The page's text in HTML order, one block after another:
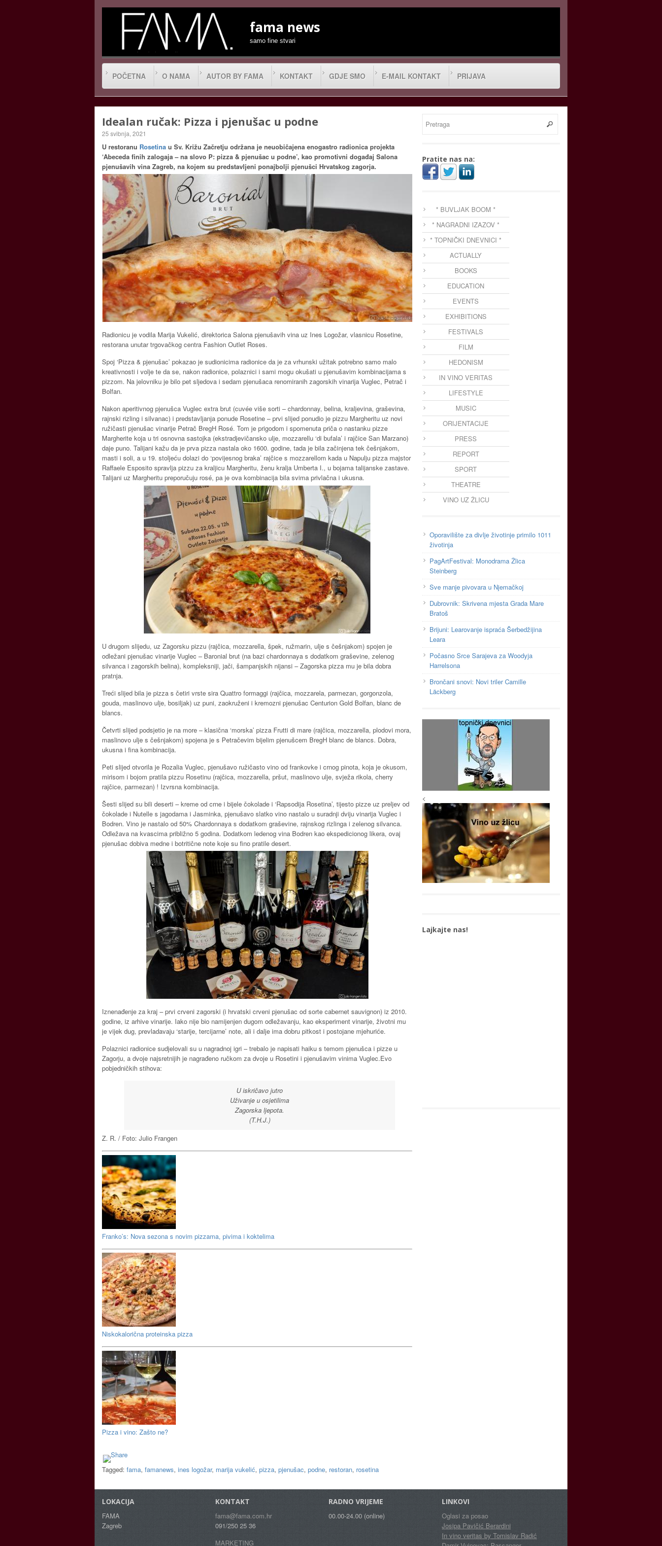
fama news
samo fine stvari
POČETNA O NAMA AUTOR BY FAMA KONTAKT GDJE SMO E-MAIL KONTAKT PRIJAVA
Idealan ručak: Pizza i pjenušac u podne
25 svibnja, 2021
U restoranu Rosetina u Sv. Križu Začretju održana je neuobičajena enogastro radionica projekta
‘Abeceda finih zalogaja – na slovo P: pizza & pjenušac u podne’, kao promotivni događaj Salona
pjenušavih vina Zagreb, na kojem su predstavljeni ponajbolji pjenušci Hrvatskog zagorja.
Radionicu je vodila Marija Vukelić, direktorica Salona pjenušavih vina uz Ines Logožar, vlasnicu Rosetine,
restorana unutar trgovačkog centra Fashion Outlet Roses.
Spoj ‘Pizza & pjenušac’ pokazao je sudionicima radionice da je za vrhunski užitak potrebno samo malo
kreativnosti i volje te da se, nakon radionice, polaznici i sami mogu okušati u pjenušavim kombinacijama s
pizzom. Na jelovniku je bilo pet sljedova i sedam pjenušaca renomiranih zagorskih vinarija Vuglec, Petrač i
Bolfan.
Nakon aperitivnog pjenušca Vuglec extra brut (cuvée više sorti – chardonnay, belina, kraljevina, graševina,
rajnski rizling i silvanac) i predstavljanja ponude Rosetine – prvi slijed ponudio je pizzu Margheritu uz novi
ružičasti pjenušac vinarije Petrač BregH Rosé. Tom je prigodom i spomenuta priča o nastanku pizze
Margherite koja u tri osnovna sastojka (ekstradjevičansko ulje, mozzarellu ‘di bufala’ i rajčice San Marzano)
daje puno. Talijani kažu da je prva pizza nastala oko 1600. godine, tada je bila začinjena tek češnjakom,
masti i soli, a u 19. stoljeću dolazi do ‘povijesnog braka’ rajčice s mozzarellom kada u Napulju pizza majstor
Raffaele Esposito spravlja pizzu za kraljicu Margheritu, ženu kralja Umberta I., u bojama talijanske zastave.
Talijani uz Margheritu preporučuju rosé, pa je ova kombinacija bila svima privlačna i ukusna.
U drugom slijedu, uz Zagorsku pizzu (rajčica, mozzarella, špek, ružmarin, ulje s češnjakom) spojen je
odležani pjenušac vinarije Vuglec – Baronial brut (na bazi chardonnaya s dodatkom graševine, zelenog
silvanca i zagorskih belina), kompleksniji, jači, šampanjskih nijansi – Zagorska pizza mu je bila dobra
pratnja.
Treći slijed bila je pizza s četiri vrste sira Quattro formaggi (rajčica, mozzarela, parmezan, gorgonzola,
gouda, maslinovo ulje, bosiljak) uz puni, zaokruženi i kremozni pjenušac Centurion Gold Bolfan, blanc de
blancs.
Četvrti slijed podsjetio je na more – klasična ‘morska’ pizza Frutti di mare (rajčica, mozzarella, plodovi mora,
maslinovo ulje s češnjakom) spojena je s Petračevim bijelim pjenušcem BregH blanc de blancs. Dobra,
ukusna i fina kombinacija.
Peti slijed otvorila je Rozalia Vuglec, pjenušavo ružičasto vino od frankovke i crnog pinota, koja je okusom,
mirisom i bojom pratila pizzu Rosetinu (rajčica, mozzarella, pršut, maslinovo ulje, svježa rikola, cherry
rajčice, parmezan) ! Izvrsna kombinacija.
Šesti slijed su bili deserti – kreme od crne i bijele čokolade i ‘Rapsodija Rosetina’, tijesto pizze uz preljev od
čokolade i Nutelle s jagodama i Jasminka, pjenušavo slatko vino nastalo u suradnji dviju vinarija Vuglec i
Bodren. Vino je nastalo od 50% Chardonnaya s dodatkom graševine, rajnskog rizlinga i zelenog silvanca.
Odležava na kvascima približno 5 godina. Dodatkom ledenog vina Bodren kao ekspedicionog likera, ovaj
pjenušac dobiva medne i botritične note koje su fino pratile desert.
Iznenađenje za kraj – prvi crveni zagorski (i hrvatski crveni pjenušac od sorte cabernet sauvignon) iz 2010.
godine, iz arhive vinarije. Iako nije bio namijenjen dugom odležavanju, kao eksperiment vinarije, životni mu
je vijek dug, prevladavaju ‘starije, tercijarne’ note, ali i dalje ima dobru pitkost i postojane mjehuriće.
Polaznici radionice sudjelovali su u nagradnoj igri – trebalo je napisati haiku s temom pjenušca i pizze u
Zagorju, a dvoje najsretnijih je nagrađeno ručkom za dvoje u Rosetini i pjenušavim vinima Vuglec.Evo
pobjedničkih stihova:
U iskričavo jutro
Uživanje u osjetilima
Zagorska ljepota.
(T.H.J.)
Z. R. / Foto: Julio Frangen
Franko’s: Nova sezona s novim pizzama, pivima i koktelima
Niskokalorična proteinska pizza
Pizza i vino: Zašto ne?
Tagged: fama, famanews, ines logožar, marija vukelić, pizza, pjenušac, podne, restoran, rosetina
Pratite nas na:
* BUVLJAK BOOM *
* NAGRADNI IZAZOV *
* TOPNIČKI DNEVNICI *
ACTUALLY
BOOKS
EDUCATION
EVENTS
EXHIBITIONS
FESTIVALS
FILM
HEDONISM
IN VINO VERITAS
LIFESTYLE
MUSIC
ORIJENTACIJE
PRESS
REPORT
SPORT
THEATRE
VINO UZ ŽLICU
Oporavilište za divlje životinje primilo 1011
životinja
PagArtFestival: Monodrama Žlica
Steinberg
Sve manje pivovara u Njemačkoj
Dubrovnik: Skrivena mjesta Grada Mare
Bratoš
Brijuni: Learovanje ispraća Šerbedžijina
Leara
Počasno Srce Sarajeva za Woodyja
Harrelsona
Brončani snovi: Novi triler Camille
Läckberg
<
Lajkajte nas!
LOKACIJA
FAMA
Zagreb
KONTAKT
fama@fama.com.hr
091/250 25 36
MARKETING
RADNO VRIJEME
00.00-24.00 (online)
LINKOVI
Oglasi za posao
Josipa Pavičić Berardini
In vino veritas by Tomislav Radić